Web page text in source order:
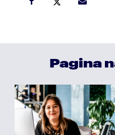
Pagina